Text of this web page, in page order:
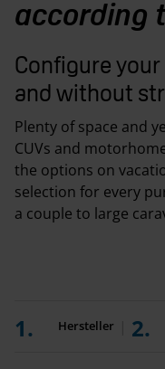
according
Configure
and without
Plenty of space and
CUVs and
the options on
selection for every
a couple to large
Hersteller